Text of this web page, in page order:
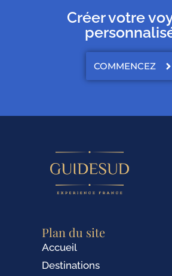
Créer votre
COMMENCEZ
Plan du site
Accueil
Destinations